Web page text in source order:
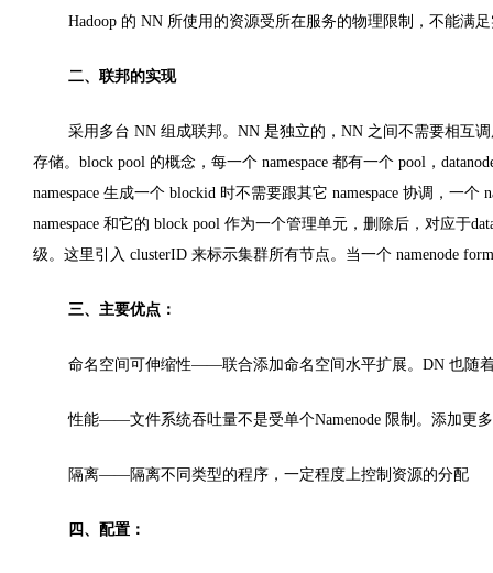
Hadoop 的 NN 所使用的资源受所在服务的物理限制，不能满
二、联邦的实现
采用多台 NN 组成联邦。NN 是独立的，NN 之间不需要相互
存储。block pool 的概念，每一个 namespace 都有一个 pool，
namespace 生成一个 blockid 时不需要跟其它 namespace 协调，一
namespace 和它的 block pool 作为一个管理单元，删除后，对应于
级。这里引入 clusterID 来标示集群所有节点。当一个 namenode
三、主要优点：
命名空间可伸缩性——联合添加命名空间水平扩展。DN 也随
性能——文件系统吞吐量不是受单个Namenode 限制。添加更
隔离——隔离不同类型的程序，一定程度上控制资源的分配
四、配置：